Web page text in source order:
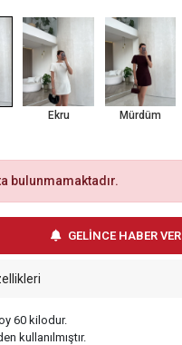
Ekru Mürdüm
bulunmamaktadır.
GELİNCE HABER VER
60 kilodur.
kullanılmıştır.